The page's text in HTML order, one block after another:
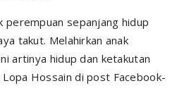
perempuan sepanjang hidup
takut. Melahirkan anak
artinya hidup dan ketakutan
Hossain di post Facebook-